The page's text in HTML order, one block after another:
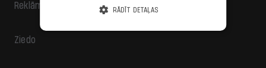
Reklāma
Ziedo
RĀDĪT DETAĻAS